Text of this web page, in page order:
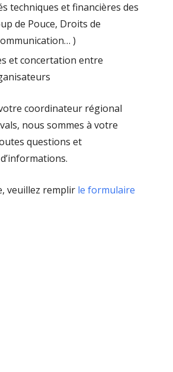
techniques et financières des
de Pouce, Droits de
)
et concertation entre
coordinateur régional
nous sommes à votre
questions et
veuillez remplir le formulaire